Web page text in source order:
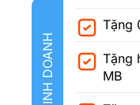
Tặng
Tặng
MB